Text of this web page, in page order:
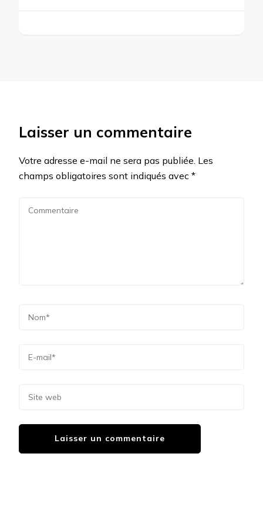
Laisser un commentaire
Votre adresse e-mail ne sera pas publiée. Les
champs obligatoires sont indiqués avec *